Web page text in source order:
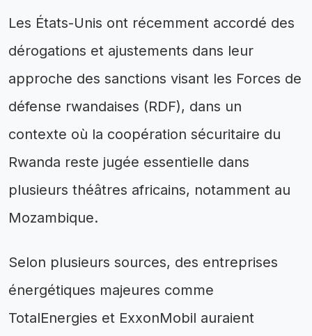
Les États-Unis ont récemment accordé des
dérogations et ajustements dans leur
approche des sanctions visant les Forces de
défense rwandaises (RDF), dans un
contexte où la coopération sécuritaire du
Rwanda reste jugée essentielle dans
plusieurs théâtres africains, notamment au
Mozambique.
Selon plusieurs sources, des entreprises
énergétiques majeures comme
TotalEnergies et ExxonMobil auraient